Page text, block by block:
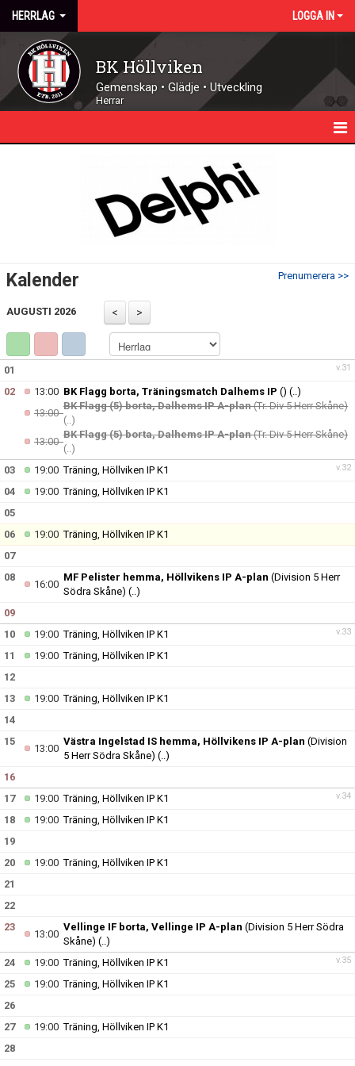
HERRLAG LOGGA IN
BK Höllviken
Gemenskap • Glädje • Utveckling
Herrar
DOKUMENT
BILDGALLERI
KONTAKT
Prenumerera >>
Kalender
AUGUSTI 2026
v.31
01
02
13:00 BK Flagg borta, Träningsmatch Dalhems IP () (..)
13:00
BK Flagg (5) borta, Dalhems IP A-plan(Tr. Div 5 Herr Skåne)
(..)
13:00
BK Flagg (5) borta, Dalhems IP A-plan(Tr. Div 5 Herr Skåne)
(..)
v.32
03 19:00Träning, Höllviken IP K1
04
19:00Träning, Höllviken IP K1
05
06
19:00Träning, Höllviken IP K1
07
08
16:00
MF Pelister hemma, Höllvikens IP A-plan (Division 5 Herr
Södra Skåne) (..)
09
v.33
10 19:00Träning, Höllviken IP K1
11
19:00Träning, Höllviken IP K1
12
13
19:00Träning, Höllviken IP K1
14
15
13:00
Västra Ingelstad IS hemma, Höllvikens IP A-plan (Division
5 Herr Södra Skåne) (..)
16
v.34
17 19:00Träning, Höllviken IP K1
18
19:00Träning, Höllviken IP K1
19
20
19:00Träning, Höllviken IP K1
21
22
23
13:00
Vellinge IF borta, Vellinge IP A-plan (Division 5 Herr Södra
Skåne) (..)
v.35
24 19:00Träning, Höllviken IP K1
25
19:00Träning, Höllviken IP K1
26
27
19:00Träning, Höllviken IP K1
28